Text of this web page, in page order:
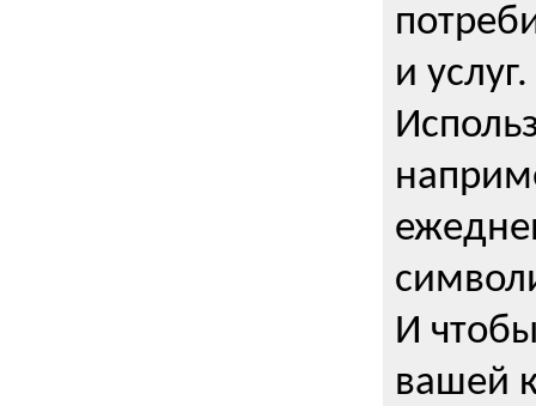
и услуг.
И
вашей